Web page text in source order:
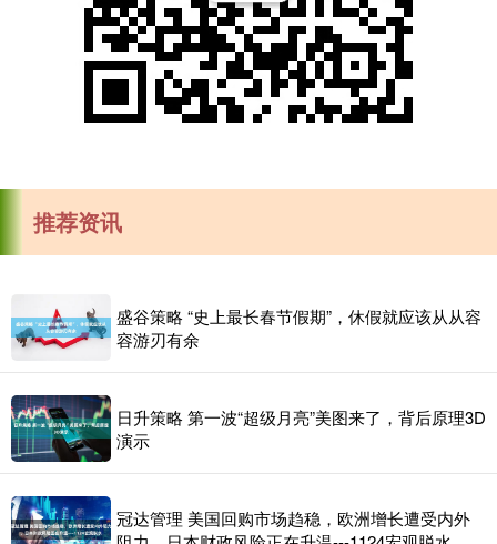
推荐资讯
盛谷策略 “史上最长春节假期”，休假就应该从从容
容游刃有余
日升策略 第一波“超级月亮”美图来了，背后原理3D
演示
冠达管理 美国回购市场趋稳，欧洲增长遭受内外